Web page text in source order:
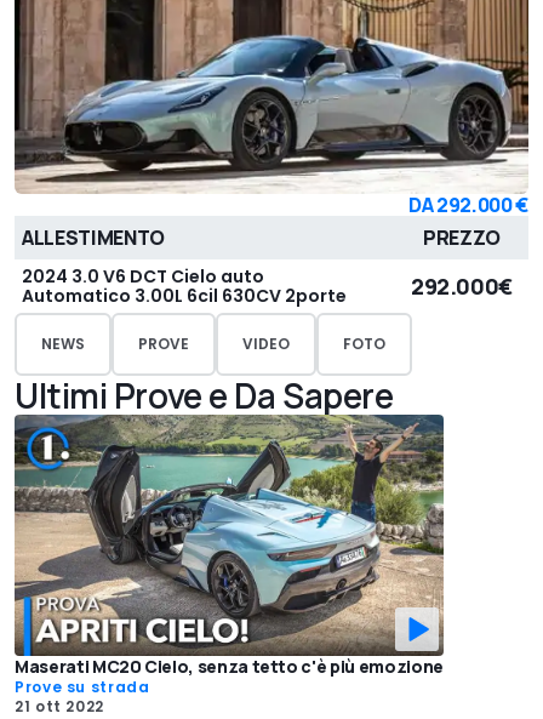
DA292.000 €
ALLESTIMENTO
PREZZO
2024 3.0 V6 DCT Cielo auto
Automatico 3.00L 6cil 630CV 2porte
292.000€
NEWS PROVE VIDEO FOTO
Ultimi Prove e Da Sapere
Maserati MC20 Cielo, senza tetto c'è più emozione
Prove su strada
21 ott 2022